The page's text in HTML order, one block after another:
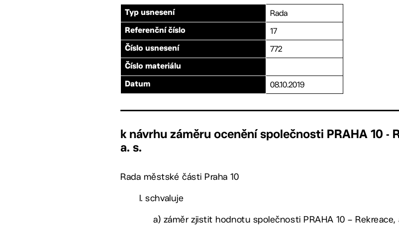
Typ usnesení Rada
Referenční číslo 17
Číslo usnesení 772
Číslo materiálu
Datum 08.10.2019
k návrhu záměru ocenění společnosti PRAHA 10 -
a. s.
Rada městské části Praha 10
I. schvaluje
a) záměr zjistit hodnotu společnosti PRAHA 10 –